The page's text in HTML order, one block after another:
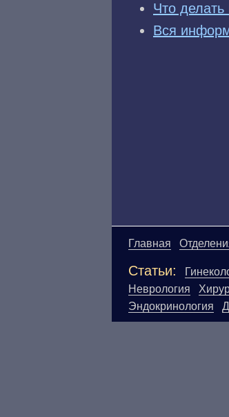
Что
Вся
Главная
Статьи:
Неврология
Эндокринология